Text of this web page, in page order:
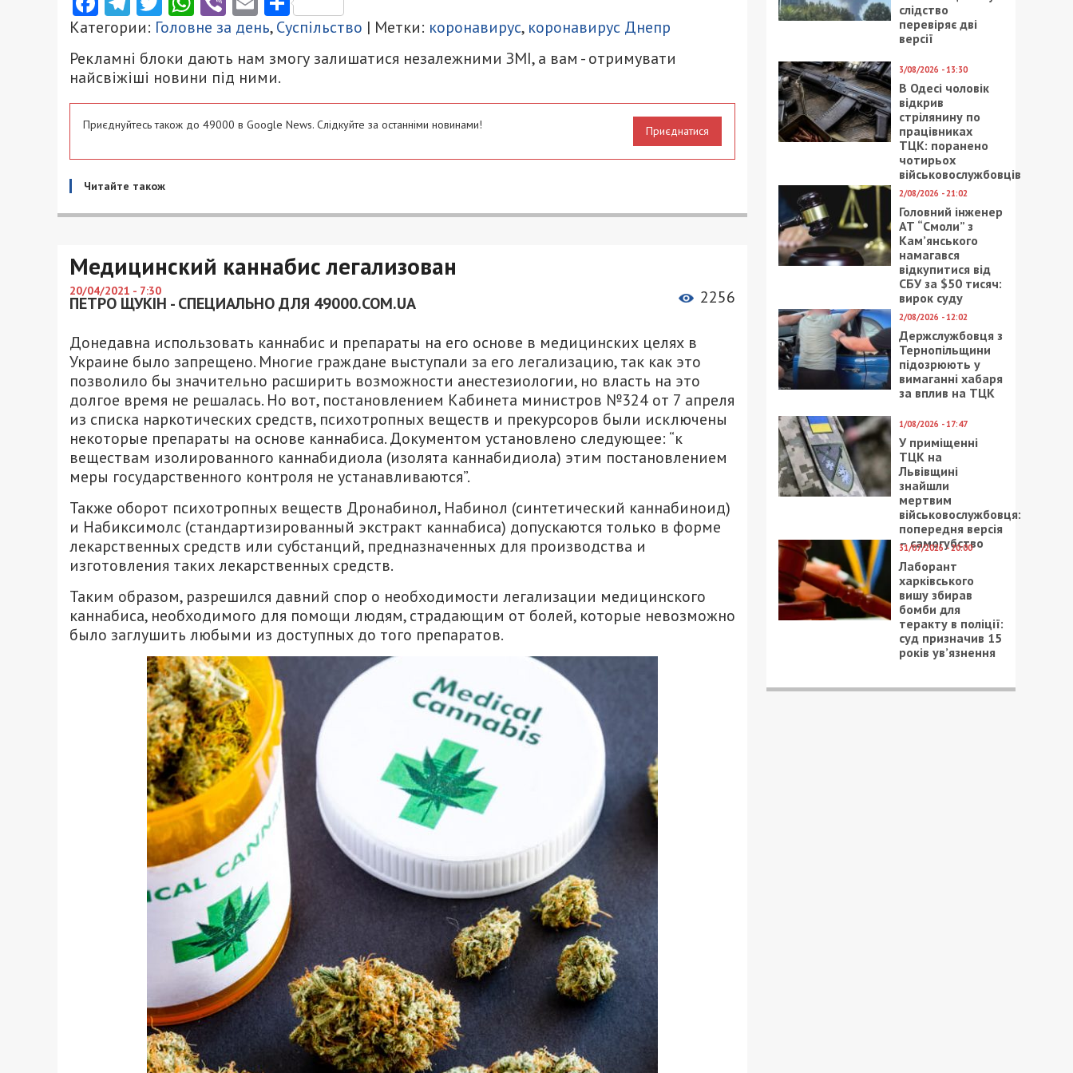
Категории: Головне за день,Суспільство | Метки: коронавирус, коронавирус Днепр
Рекламні блоки дають нам змогу залишатися незалежними ЗМІ, а вам - отримувати
найсвіжіші новини під ними.
Приєднуйтесь також до 49000 в Google News. Слідкуйте за останніми новинами! Приєднатися
Читайте також
Медицинский каннабис легализован
20/04/2021 - 7:30
ПЕТРО ЩУКІН - СПЕЦИАЛЬНО ДЛЯ 49000.COM.UA 2256
Донедавна использовать каннабис и препараты на его основе в медицинских целях в
Украине было запрещено. Многие граждане выступали за его легализацию, так как это
позволило бы значительно расширить возможности анестезиологии, но власть на это
долгое время не решалась. Но вот, постановлением Кабинета министров №324 от 7 апреля
из списка наркотических средств, психотропных веществ и прекурсоров были исключены
некоторые препараты на основе каннабиса. Документом установлено следующее: “к
веществам изолированного каннабидиола (изолята каннабидиола) этим постановлением
меры государственного контроля не устанавливаются”.
Также оборот психотропных веществ Дронабинол, Набинол (синтетический каннабиноид)
и Набиксимолс (стандартизированный экстракт каннабиса) допускаются только в форме
лекарственных средств или субстанций, предназначенных для производства и
изготовления таких лекарственных средств.
Таким образом, разрешился давний спор о необходимости легализации медицинского
каннабиса, необходимого для помощи людям, страдающим от болей, которые невозможно
было заглушить любыми из доступных до того препаратов.
слідство
перевіряє дві
версії
3/08/2026 - 13:30
В Одесі чоловік
відкрив
стрілянину по
працівниках
ТЦК: поранено
чотирьох
військовослужбовців
2/08/2026 - 21:02
Головний інженер
АТ “Смоли” з
Кам’янського
намагався
відкупитися від
СБУ за $50 тисяч:
вирок суду
2/08/2026 - 12:02
Держслужбовця з
Тернопільщини
підозрюють у
вимаганні хабаря
за вплив на ТЦК
1/08/2026 - 17:47
У приміщенні
ТЦК на
Львівщині
знайшли
мертвим
військовослужбовця:
попередня версія
– самогубство
31/07/2026 - 20:00
Лаборант
харківського
вишу збирав
бомби для
теракту в поліції:
суд призначив 15
років ув’язнення